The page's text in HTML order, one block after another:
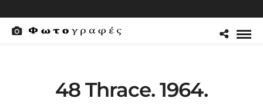
48 Thrace. 1964.